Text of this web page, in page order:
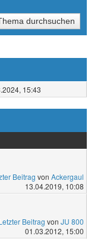
15:43
Beitrag von Ackergaul
13.04.2019, 10:08
Beitrag von JU 800
01.03.2012, 15:00